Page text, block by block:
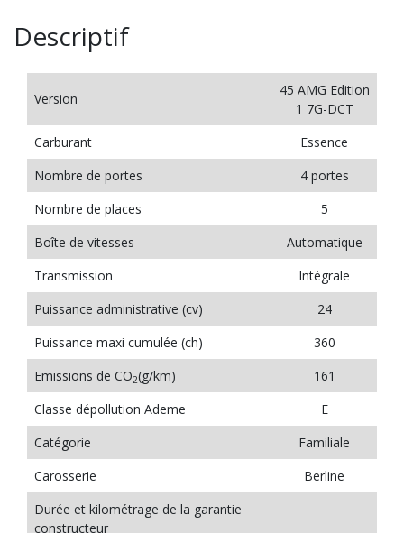
Descriptif
Version
45 AMG Edition
1 7G-DCT
Carburant
Essence
Nombre de portes
4 portes
Nombre de places
5
Boîte de vitesses
Automatique
Transmission
Intégrale
Puissance administrative (cv)
24
Puissance maxi cumulée (ch)
360
Emissions de CO2(g/km)
161
Classe dépollution Ademe
E
Catégorie
Familiale
Carosserie
Berline
Durée et kilométrage de la garantie
constructeur